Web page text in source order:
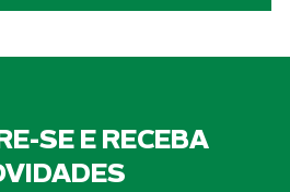
SE E RECEBA